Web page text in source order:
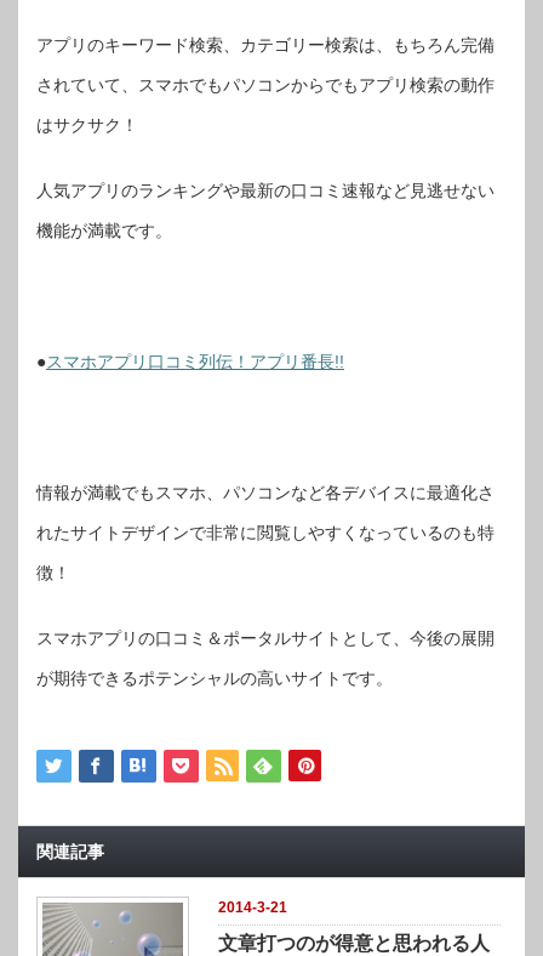
アプリのキーワード検索、カテゴリー検索は、もちろん完備
されていて、スマホでもパソコンからでもアプリ検索の動作
はサクサク！
人気アプリのランキングや最新の口コミ速報など見逃せない
機能が満載です。
●スマホアプリ口コミ列伝！アプリ番長!!
情報が満載でもスマホ、パソコンなど各デバイスに最適化さ
れたサイトデザインで非常に閲覧しやすくなっているのも特
徴！
スマホアプリの口コミ＆ポータルサイトとして、今後の展開
が期待できるポテンシャルの高いサイトです。
関連記事
2014-3-21
文章打つのが得意と思われる人